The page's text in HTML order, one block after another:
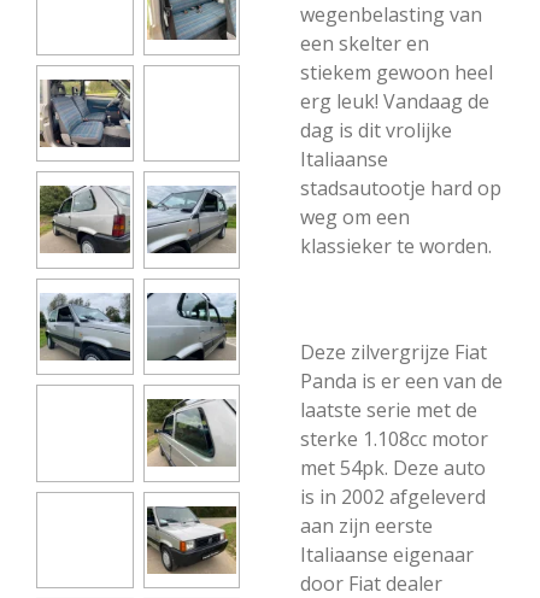
wegenbelasting van
een skelter en
stiekem gewoon heel
erg leuk! Vandaag de
dag is dit vrolijke
Italiaanse
stadsautootje hard op
weg om een
klassieker te worden.
Deze zilvergrijze Fiat
Panda is er een van de
laatste serie met de
sterke 1.108cc motor
met 54pk. Deze auto
is in 2002 afgeleverd
aan zijn eerste
Italiaanse eigenaar
door Fiat dealer